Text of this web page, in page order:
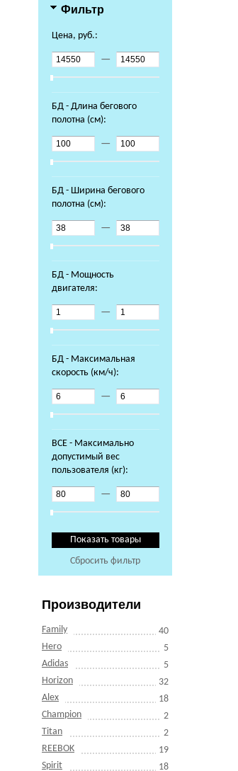
Фильтр
Цена, руб.:
—
БД - Длина бегового
полотна (см):
—
БД - Ширина бегового
полотна (см):
—
БД - Мощность
двигателя:
—
БД - Максимальная
скорость (км/ч):
—
ВСЕ - Максимально
допустимый вес
пользователя (кг):
—
Сбросить фильтр
Производители
Family
40
Hero
5
Adidas
5
Horizon
32
Alex
18
Champion
2
Titan
2
REEBOK
19
Spirit
18